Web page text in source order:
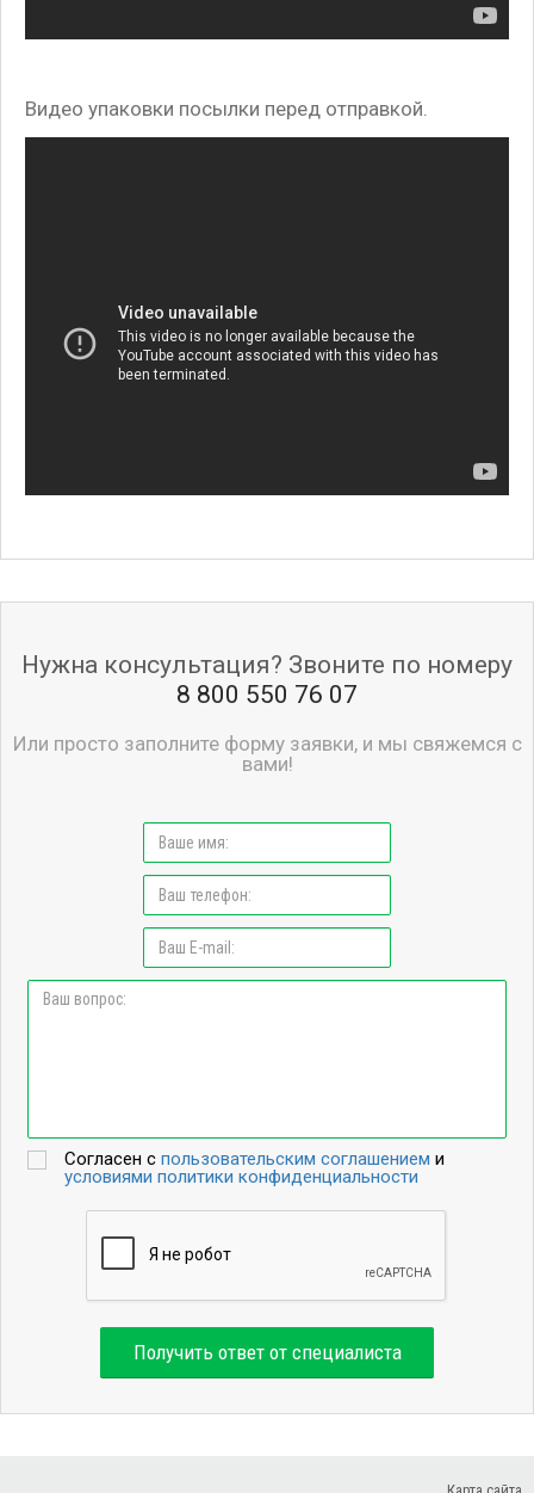
Видео упаковки посылки перед отправкой.
Нужна консультация? Звоните по номеру
8 800 550 76 07
Или просто заполните форму заявки, и мы свяжемся с
вами!
Согласен спользовательским соглашением и
условиями политики конфиденциальности
Получить ответ от специалиста